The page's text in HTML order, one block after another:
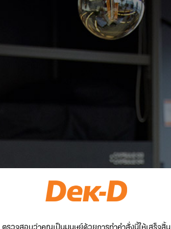
ตรวจสอบว่าคุณเป็นมนุษย์ด้วยการทำคำสั่งนี้ให้เสร็จสิ้น